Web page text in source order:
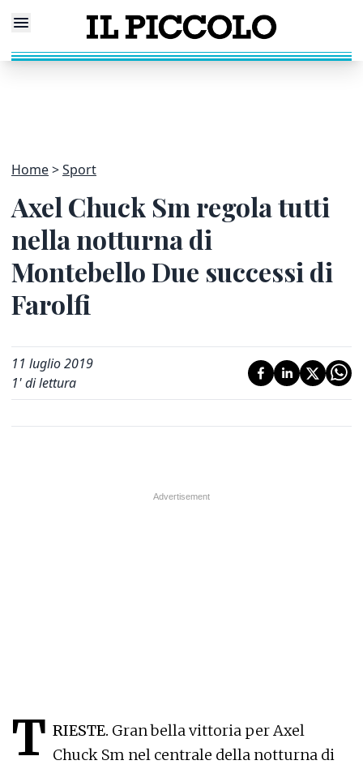
Home Sport
Axel Chuck Sm regola tutti
nella notturna di
Montebello Due successi di
Farolfi
11 luglio 2019
1' di lettura
T RIESTE. Gran bella vittoria per Axel
Chuck Sm nel centrale della notturna di